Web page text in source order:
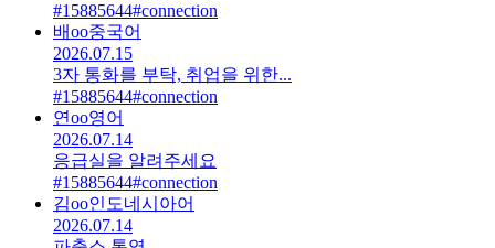
#15885644#connection
배oo중국어
2026.07.15
3자 통화를 부탁, 취업을 위한...
#15885644#connection
연oo영어
2026.07.14
응급실을 알려주세요
#15885644#connection
김oo인도네시아어
2026.07.14